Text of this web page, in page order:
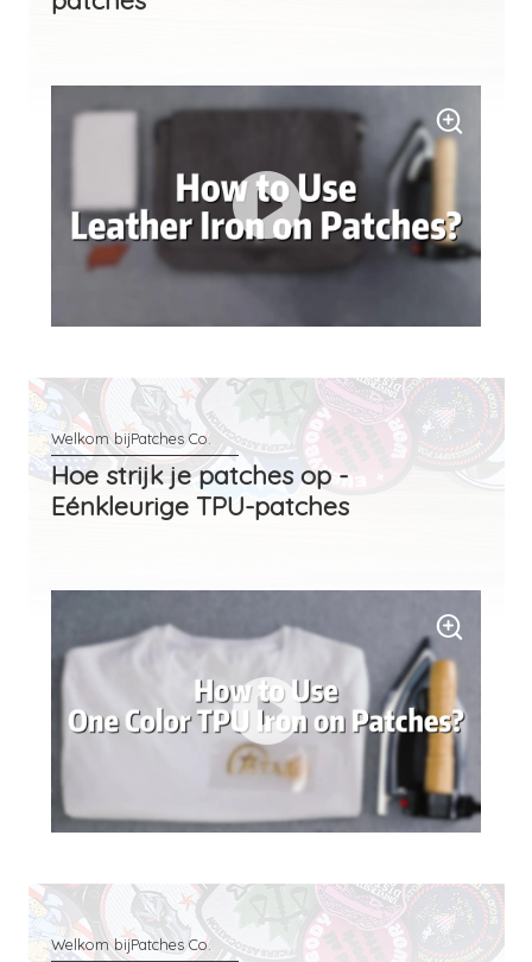
Hoe strijk je patches op -
Eénkleurige TPU-patches